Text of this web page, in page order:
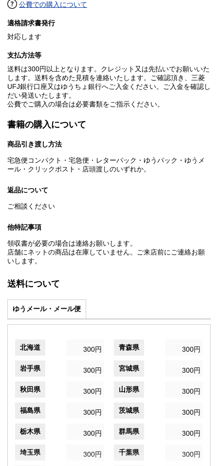
公費での購入について
適格請求書発行
対応します
支払方法等
送料は300円以上となります。クレジット又は先払いでお願いいた
します。送料を含めた見積を連絡いたします。ご確認頂き、三菱
UFJ銀行口座又はゆうちょ銀行へご入金ください。ご入金を確認し
だい発送いたします。
公費でご購入の場合は必要書類をご指示ください。
書籍の購入について
商品引き渡し方法
宅急便コンパクト・宅急便・レターパック・ゆうパック・ゆうメ
ール・クリックポスト・店頭渡しのいずれか。
返品について
ご相談ください
他特記事項
領収書が必要の場合は連絡お願いします。
店舗にネットの商品は在庫していません。ご来店前にご連絡お願
いします。
送料について
ゆうメール・メール便
北海道 300円 青森県 300円
岩手県 300円 宮城県 300円
秋田県 300円 山形県 300円
福島県 300円 茨城県 300円
栃木県 300円 群馬県 300円
埼玉県 300円 千葉県 300円